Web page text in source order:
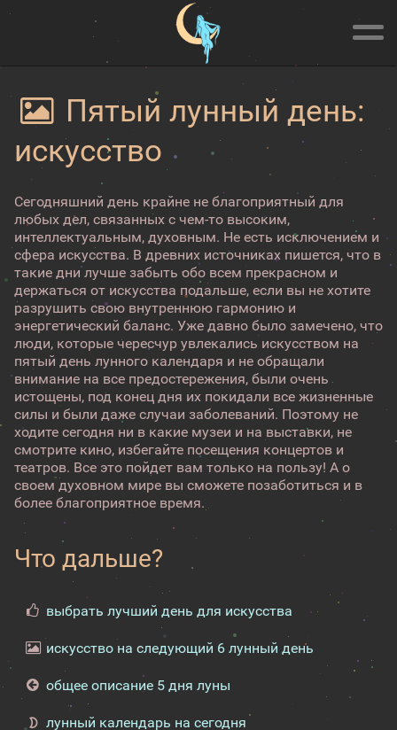
Пятый лунный день:
искусство
Сегодняшний день крайне не благоприятный для
любых дел, связанных с чем-то высоким,
интеллектуальным, духовным. Не есть исключением и
сфера искусства. В древних источниках пишется, что в
такие дни лучше забыть обо всем прекрасном и
держаться от искусства подальше, если вы не хотите
разрушить свою внутреннюю гармонию и
энергетический баланс. Уже давно было замечено, что
люди, которые чересчур увлекались искусством на
пятый день лунного календаря и не обращали
внимание на все предостережения, были очень
истощены, под конец дня их покидали все жизненные
силы и были даже случаи заболеваний. Поэтому не
ходите сегодня ни в какие музеи и на выставки, не
смотрите кино, избегайте посещения концертов и
театров. Все это пойдет вам только на пользу! А о
своем духовном мире вы сможете позаботиться и в
более благоприятное время.
Что дальше?
выбрать лучший день для искусства
искусство на следующий 6 лунный день
общее описание 5 дня луны
лунный календарь на сегодня